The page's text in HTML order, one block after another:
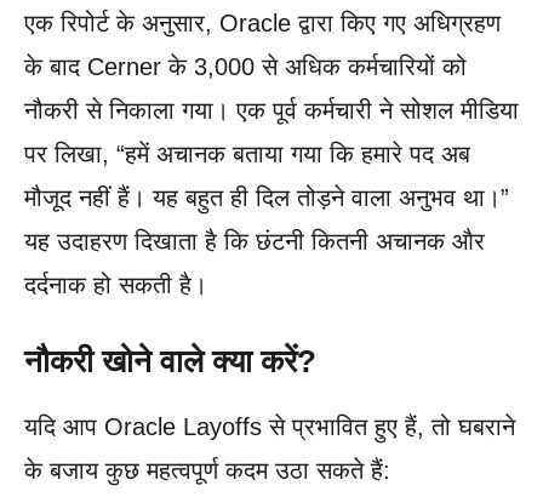
एक रिपोर्ट के अनुसार, Oracle द्वारा किए गए अधिग्रहण
के बाद Cerner के 3,000 से अधिक कर्मचारियों को
नौकरी से निकाला गया। एक पूर्व कर्मचारी ने सोशल मीडिया
पर लिखा, “हमें अचानक बताया गया कि हमारे पद अब
मौजूद नहीं हैं। यह बहुत ही दिल तोड़ने वाला अनुभव था।”
यह उदाहरण दिखाता है कि छंटनी कितनी अचानक और
दर्दनाक हो सकती है।
नौकरी खोने वाले क्या करें?
यदि आप Oracle Layoffs से प्रभावित हुए हैं, तो घबराने
के बजाय कुछ महत्वपूर्ण कदम उठा सकते हैं: